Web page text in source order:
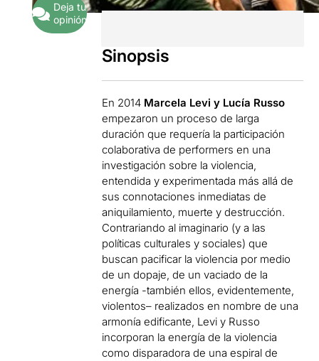
Deja tu
opinión
Sinopsis
En 2014 Marcela Levi y Lucía Russo
empezaron un proceso de larga
duración que requería la participación
colaborativa de performers en una
investigación sobre la violencia,
entendida y experimentada más allá de
sus connotaciones inmediatas de
aniquilamiento, muerte y destrucción.
Contrariando al imaginario (y a las
políticas culturales y sociales) que
buscan pacificar la violencia por medio
de un dopaje, de un vaciado de la
energía -también ellos, evidentemente,
violentos– realizados en nombre de una
armonía edificante, Levi y Russo
incorporan la energía de la violencia
como disparadora de una espiral de